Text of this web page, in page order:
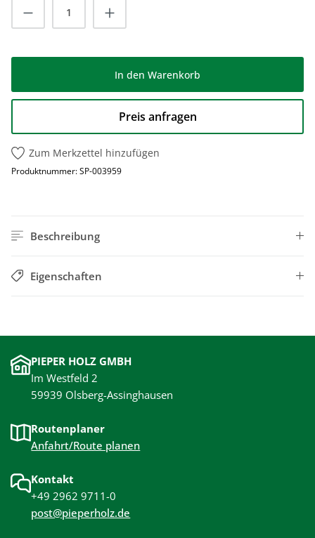
Produkt Anzahl: Gib den gewünschten
In den Warenkorb
Preis anfragen
Zum Merkzettel hinzufügen
Produktnummer:SP-003959
Beschreibung
Eigenschaften
PIEPER HOLZ GMBH
Im Westfeld 2
59939 Olsberg-Assinghausen
Routenplaner
Anfahrt/Route planen
Kontakt
+49 2962 9711-0
post@pieperholz.de